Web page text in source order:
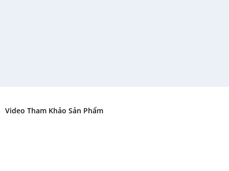
Video Tham Khảo Sản Phẩm